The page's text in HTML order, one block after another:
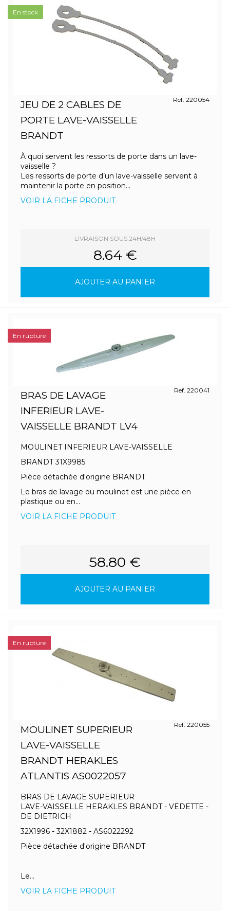
JEU DE 2 CABLES DE
PORTE LAVE-VAISSELLE
BRANDT
Ref. 220054
À quoi servent les ressorts de porte dans un lave-
vaisselle ?
Les ressorts de porte d’un lave-vaisselle servent à
maintenir la porte en position...
VOIR LA FICHE PRODUIT
LIVRAISON SOUS 24H/48H
8.64 €
AJOUTER AU PANIER
En stock
BRAS DE LAVAGE
INFERIEUR LAVE-
VAISSELLE BRANDT LV4
Ref. 220041
MOULINET INFERIEUR LAVE-VAISSELLE
BRANDT 31X9985
Pièce détachée d'origine BRANDT
Le bras de lavage ou moulinet est une pièce en
plastique ou en...
VOIR LA FICHE PRODUIT
58.80 €
AJOUTER AU PANIER
En rupture
MOULINET SUPERIEUR
LAVE-VAISSELLE
BRANDT HERAKLES
ATLANTIS AS0022057
Ref. 220055
BRAS DE LAVAGE SUPERIEUR
LAVE-VAISSELLE HERAKLES BRANDT - VEDETTE -
DE DIETRICH
32X1996 - 32X1882 - AS6022292
Pièce détachée d'origine BRANDT
Le...
VOIR LA FICHE PRODUIT
En rupture